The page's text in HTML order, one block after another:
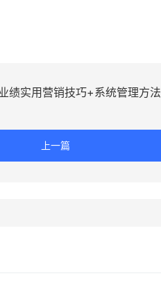
绩实用营销技巧+系统管理方法
上一篇